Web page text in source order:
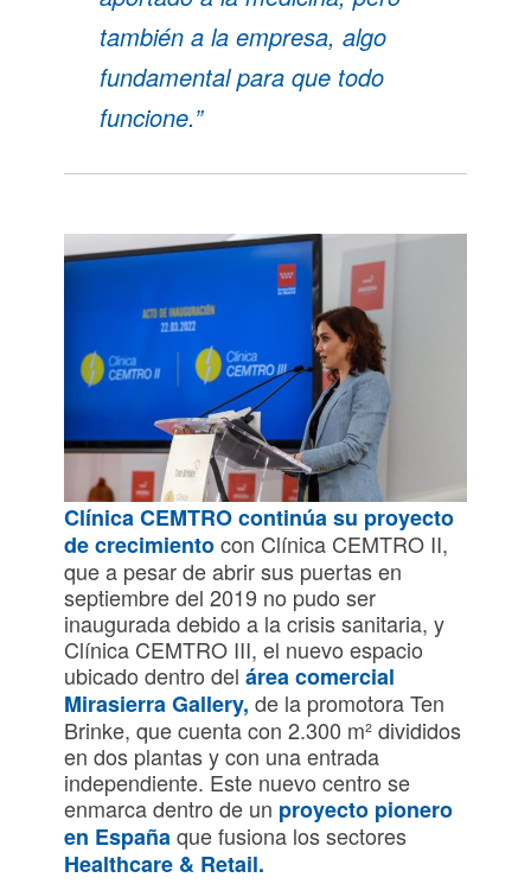
también a la empresa, algo
fundamental para que todo
funcione.”
Clínica CEMTRO continúa su proyecto
de crecimientocon Clínica CEMTRO II,
que a pesar de abrir sus puertas en
septiembre del 2019 no pudo ser
inaugurada debido a la crisis sanitaria, y
Clínica CEMTRO III, el nuevo espacio
ubicado dentro del área comercial
Mirasierra Gallery, de la promotora Ten
Brinke, que cuenta con 2.300 m² divididos
en dos plantas y con una entrada
independiente. Este nuevo centro se
enmarca dentro de un proyecto pionero
en Españaque fusiona los sectores
Healthcare & Retail.